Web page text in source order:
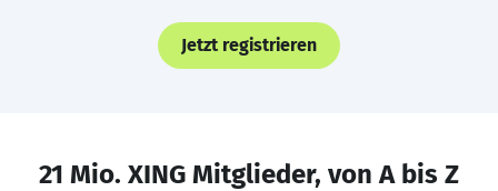
Jetzt registrieren
21 Mio. XING Mitglieder, von A bis Z